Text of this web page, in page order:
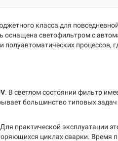
класса для
оснащена светофильтром с
процессов,
. В светлом состоянии фильтр
большинство типовых
практической эксплуатации
циклах сварки. Время